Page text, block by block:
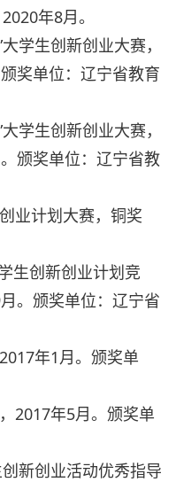
年8月。
学生创新创业大赛，
奖单位：辽宁省教育
学生创新创业大赛，
颁奖单位：辽宁省教
业计划大赛，铜奖
生创新创业计划竞
。颁奖单位：辽宁省
年1月。颁奖单
2017年5月。颁奖单
新创业活动优秀指导